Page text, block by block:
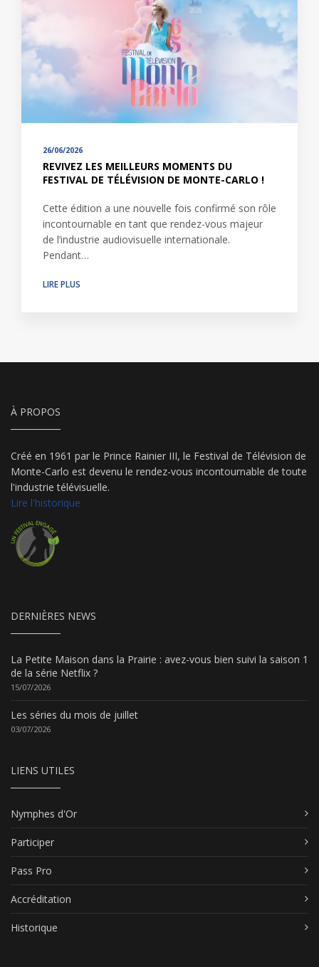
26/06/2026
REVIVEZ LES MEILLEURS MOMENTS DU
FESTIVAL DE TÉLÉVISION DE MONTE-CARLO !
Cette édition a une nouvelle fois confirmé son rôle
incontournable en tant que rendez-vous majeur
de l’industrie audiovisuelle internationale.
Pendant…
LIRE PLUS
À PROPOS
Créé en 1961 par le Prince Rainier III, le Festival de Télévision de
Monte-Carlo est devenu le rendez-vous incontournable de toute
l'industrie télévisuelle.
Lire l'historique
DERNIÈRES NEWS
La Petite Maison dans la Prairie : avez-vous bien suivi la saison 1
de la série Netflix ?
15/07/2026
Les séries du mois de juillet
03/07/2026
LIENS UTILES
Nymphes d'Or
Participer
Pass Pro
Accréditation
Historique